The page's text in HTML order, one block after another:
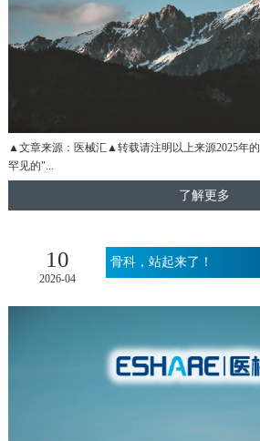
▲文章来源：医械汇▲转载请注明以上来源2025年
罕见的"...
了解更多
10
2026-04
骨科，站起来了！